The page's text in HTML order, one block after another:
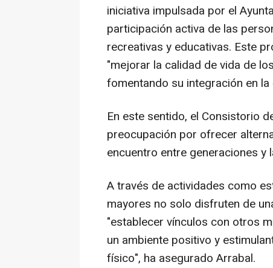
iniciativa impulsada por el
participación activa de las
recreativas y educativas. Este
"mejorar la calidad de vida de
fomentando su integración en la
En este sentido, el Consistorio
preocupación por ofrecer
encuentro entre generaciones y
A través de actividades como
mayores no solo disfruten de
"establecer vínculos con otros
un ambiente positivo y
físico", ha asegurado Arrabal.